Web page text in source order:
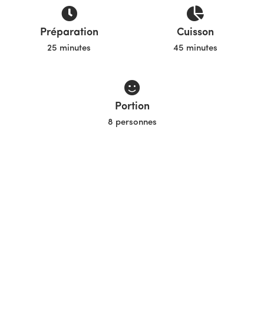
Préparation
25 minutes
Cuisson
45 minutes
Portion
8 personnes